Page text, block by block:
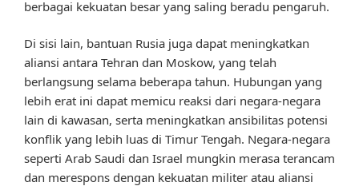
berbagai kekuatan besar yang saling beradu pengaruh.
Di sisi lain, bantuan Rusia juga dapat meningkatkan
aliansi antara Tehran dan Moskow, yang telah
berlangsung selama beberapa tahun. Hubungan yang
lebih erat ini dapat memicu reaksi dari negara-negara
lain di kawasan, serta meningkatkan ansibilitas potensi
konflik yang lebih luas di Timur Tengah. Negara-negara
seperti Arab Saudi dan Israel mungkin merasa terancam
dan merespons dengan kekuatan militer atau aliansi